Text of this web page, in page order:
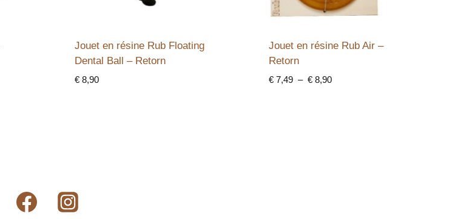
Jouet en résine Rub Floating
Dental Ball – Retorn
€8,90
Jouet en résine Rub Air –
Retorn
€ 7,49 – € 8,90Plage